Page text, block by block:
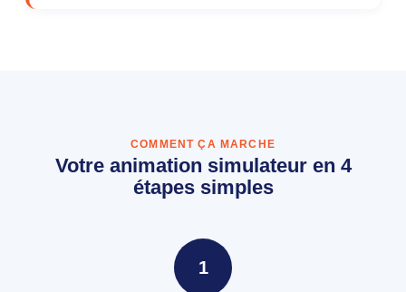
COMMENT ÇA MARCHE
Votre animation simulateur en 4
étapes simples
1